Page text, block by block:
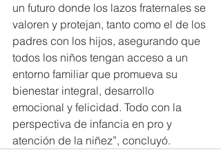
un futuro donde los lazos fraternales se
valoren y protejan, tanto como el de los
padres con los hijos, asegurando que
todos los niños tengan acceso a un
entorno familiar que promueva su
bienestar integral, desarrollo
emocional y felicidad. Todo con la
perspectiva de infancia en pro y
atención de la niñez”, concluyó.